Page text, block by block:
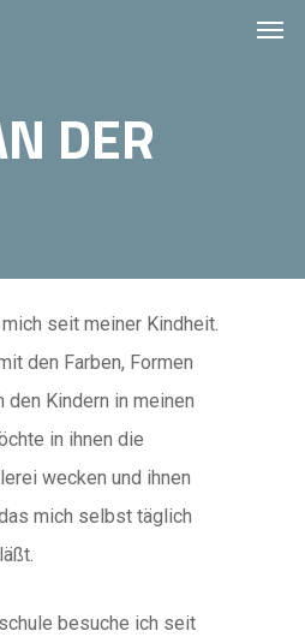
DER
seit meiner Kindheit.
den Farben, Formen
Kindern in meinen
in ihnen die
wecken und ihnen
mich selbst täglich
besuche ich seit